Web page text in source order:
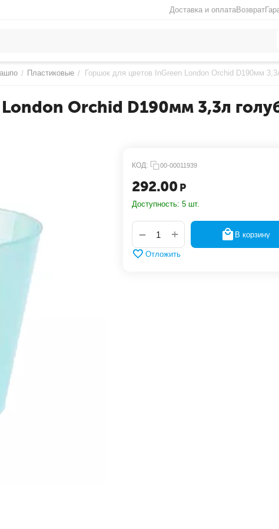
Доставка и оплатаВозврат
/ Пластиковые / Горшок для цветов InGreen London Orchid D190мм
Orchid D190мм 3,3л
КОД: 00-00011939
292.00 Р
Доступность: 5 шт.
+
− В корзину
Отложить